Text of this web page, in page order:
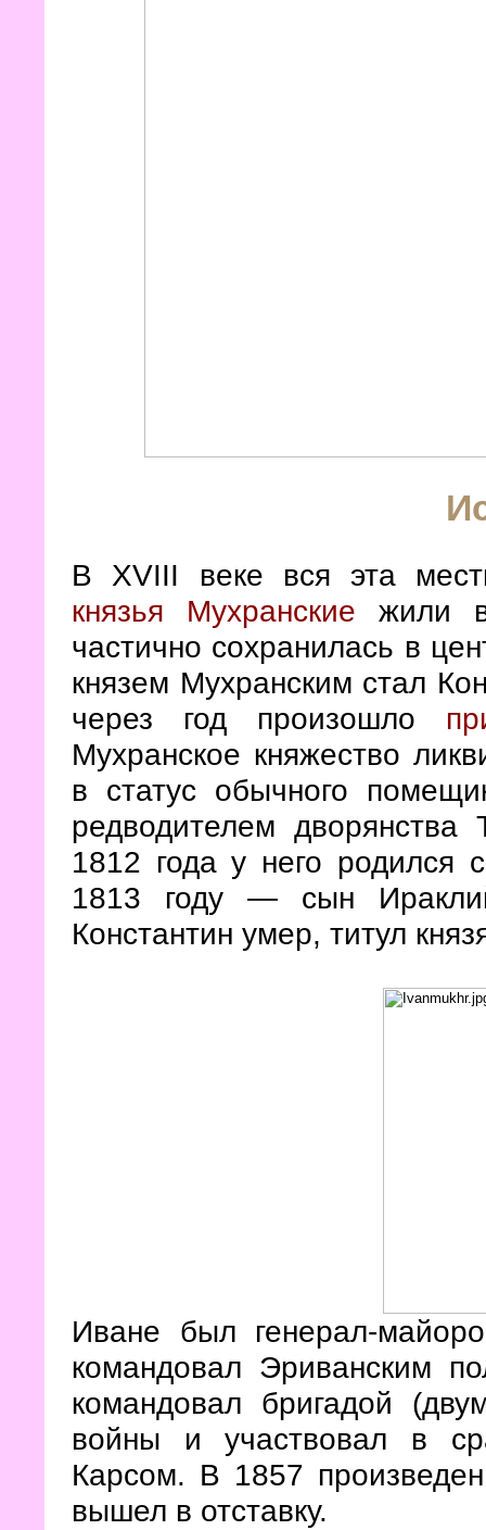
В XVIII веке вся эта
князья Мухранские жили в
частично сохранилась в
князем Мухранским стал
через год произошло
Мухранское княжество
в статус обычного
редводителем
1812 года у него
1813 году — сын
Константин умер, титул
Иване был генерал-
командовал Эриванским
командовал бригадой
войны и участвовал в
Карсом. В 1857
вышел в отставку.